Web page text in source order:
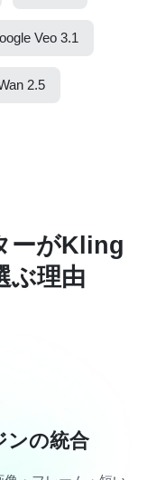
Veo 3.1
2.5
ーがKling
ぶ理由
ンの統合